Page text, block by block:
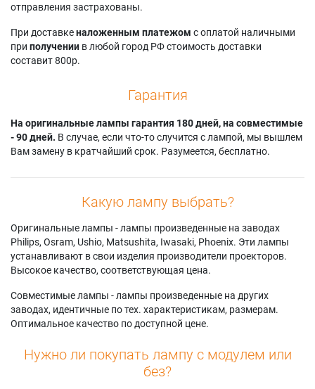
отправления застрахованы.
При доставкеналоженным платежом с оплатой наличными
при получении в любой город РФ стоимость доставки
составит 800р.
Гарантия
На оригинальные лампы гарантия 180 дней, на совместимые
- 90 дней. В случае, если что-то случится с лампой, мы вышлем
Вам замену в кратчайший срок. Разумеется, бесплатно.
Какую лампу выбрать?
Оригинальные лампы - лампы произведенные на заводах
Philips, Osram, Ushio, Matsushita, Iwasaki, Phoenix. Эти лампы
устанавливают в свои изделия производители проекторов.
Высокое качество, соответствующая цена.
Совместимые лампы - лампы произведенные на других
заводах, идентичные по тех. характеристикам, размерам.
Оптимальное качество по доступной цене.
Нужно ли покупать лампу с модулем или
без?